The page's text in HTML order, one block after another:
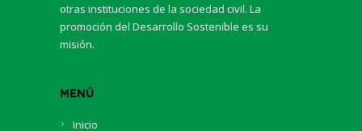
otras instituciones de la sociedad civil. La
promoción del Desarrollo Sostenible es su
misión.
Menú
Inicio